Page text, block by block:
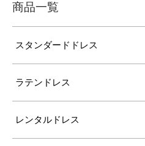
商品一覧
スタンダードドレス
ラテンドレス
レンタルドレス